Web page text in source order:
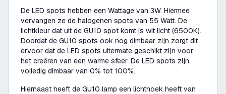
De LED spots hebben een Wattage van 3W. Hiermee
vervangen ze de halogenen spots van 55 Watt. De
lichtkleur dat uit de GU10 spot komt is wit licht (6500K).
Doordat de GU10 spots ook nog dimbaar zijn zorgt dit
ervoor dat de LED spots uitermate geschikt zijn voor
het creëren van een warme sfeer. De LED spots zijn
volledig dimbaar van 0% tot 100%.
Hiernaast heeft de GU10 lamp een lichthoek heeft van